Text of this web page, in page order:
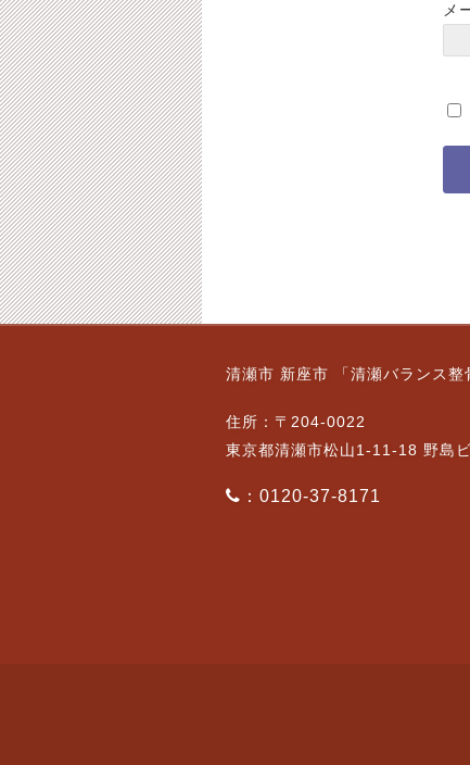
メ
清瀬市 新座市 「清瀬バランス整
住所：〒204-0022
東京都清瀬市松山1-11-18 野島
：0120-37-8171